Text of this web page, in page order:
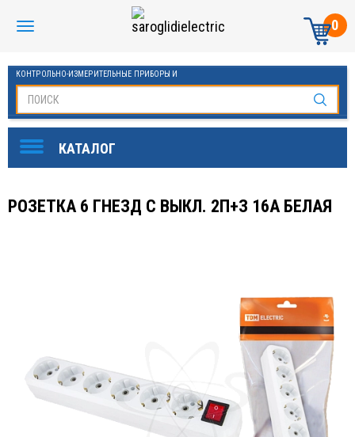
0
КОНТРОЛЬНО-ИЗМЕРИТЕЛЬНЫЕ ПРИБОРЫ И
РОЗЕТКА 6 ГНЕЗД С ВЫКЛ. 2П+З 16А БЕЛАЯ